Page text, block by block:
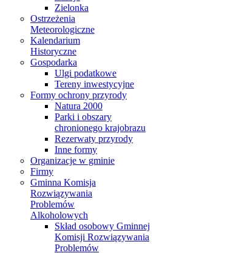
Zielonka
Ostrzeżenia
Meteorologiczne
Kalendarium
Historyczne
Gospodarka
Ulgi podatkowe
Tereny inwestycyjne
Formy ochrony przyrody
Natura 2000
Parki i obszary
chronionego krajobrazu
Rezerwaty przyrody
Inne formy
Organizacje w gminie
Firmy
Gminna Komisja
Rozwiązywania
Problemów
Alkoholowych
Skład osobowy Gminnej
Komisji Rozwiązywania
Problemów